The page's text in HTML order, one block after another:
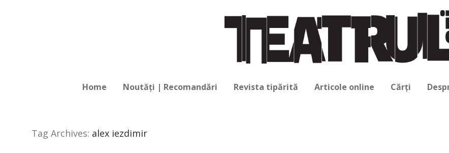
Home Noutăți | Recomandări Revista tipărită Articole online Cărți
Tag Archives: alex iezdimir